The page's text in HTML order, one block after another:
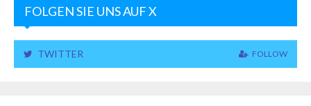
FOLGEN SIE UNS AUF X
TWITTER FOLLOW